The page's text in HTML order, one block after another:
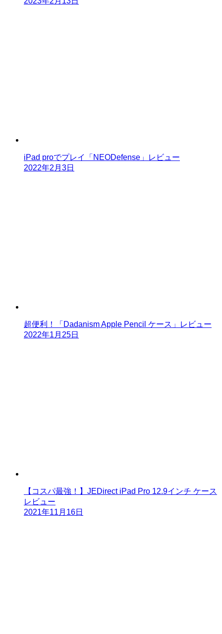
iPad proでプレイ「NEODefense」レビュー
2022年2月3日
超便利！「Dadanism Apple Pencil ケース」レビュー
2022年1月25日
【コスパ最強！】JEDirect iPad Pro 12.9インチ ケース
レビュー
2021年11月16日